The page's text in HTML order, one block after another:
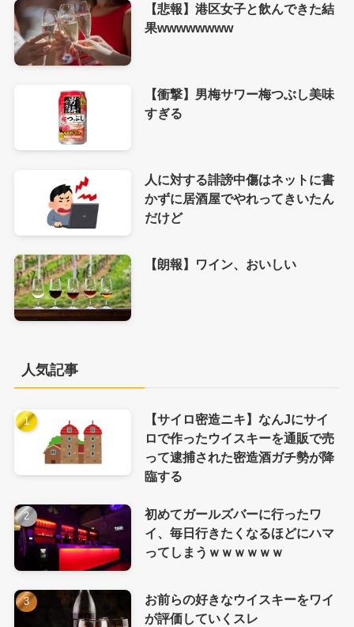
【悲報】港区女子と飲んできた結
果wwwwwwww
【衝撃】男梅サワー梅つぶし美味
すぎる
人に対する誹謗中傷はネットに書
かずに居酒屋でやれってきいたん
だけど
【朗報】ワイン、おいしい
人気記事
【サイロ密造ニキ】なんJにサイ
ロで作ったウイスキーを通販で売
って逮捕された密造酒ガチ勢が降
臨する
初めてガールズバーに行ったワ
イ、毎日行きたくなるほどにハマ
ってしまうｗｗｗｗｗｗ
お前らの好きなウイスキーをワイ
が評価していくスレ